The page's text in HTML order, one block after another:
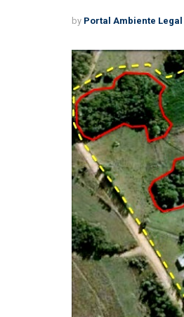
by Portal Ambiente Legal